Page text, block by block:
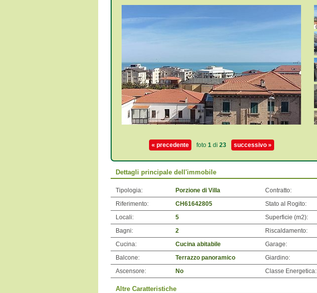
« precedente foto 1di 23 successivo »
Dettagli principale dell'immobile
Tipologia: Porzione di Villa Contratto:
Riferimento:
CH61642805 Stato al Rogito:
Locali:
5 Superficie (m2):
Bagni:
2 Riscaldamento:
Cucina:
Cucina abitabile Garage:
Balcone:
Terrazzo panoramico Giardino:
Ascensore:
No Classe Energetica:
Altre Caratteristiche